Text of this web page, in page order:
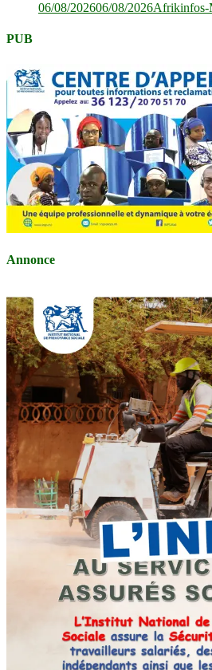
06/08/202606/08/2026Afrikinfos-
PUB
Annonce